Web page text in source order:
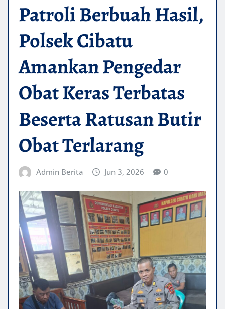
Patroli Berbuah Hasil,
Polsek Cibatu
Amankan Pengedar
Obat Keras Terbatas
Beserta Ratusan Butir
Obat Terlarang
Admin Berita Jun 3, 2026 0